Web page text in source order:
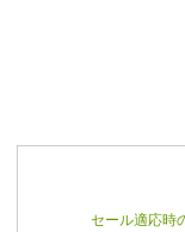
セール適応時